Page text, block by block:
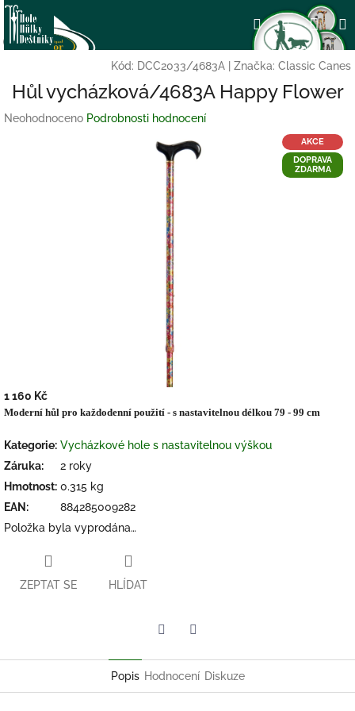
Přejít
na
obsah
HledatPřihlášení
Kód: DCC2033/4683A Značka: Classic Canes
Hůl vycházková/4683A Happy Flower
Průměrné
Neohodnoceno Podrobnosti hodnocení
AKCE
DOPRAVA
ZDARMA
1 160 Kč
Měrná
Moderní hůl pro každodenní použití - s nastavitelnou délkou 79 - 99 cm
Kategorie: Vycházkové hole s nastavitelnou výškou
Záruka:
2 roky
Hmotnost: 0.315 kg
EAN :
884285009282
Položka byla vyprodána…
ZEPTAT SE HLÍDAT
Popis Hodnocení Diskuze